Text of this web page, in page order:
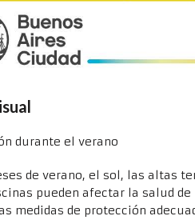
durante el verano
de verano, el sol, las altas
pueden afectar la salud
medidas de protección